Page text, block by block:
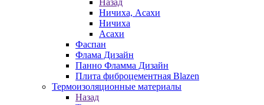
Назад
Ничиха, Асахи
Ничиха
Асахи
Фаспан
Флама Дизайн
Панно Фламма Дизайн
Плита фиброцементная Blazen
Термоизоляционные материалы
Назад